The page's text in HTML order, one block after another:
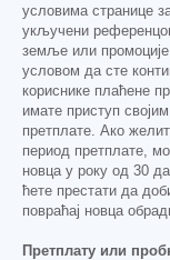
условима странице
укључени
земље или
условом да сте
кориснике плаћене
имате приступ
претплате. Ако
период претплате,
новца у року од 30
ћете престати да
повраћај новца
Претплату или